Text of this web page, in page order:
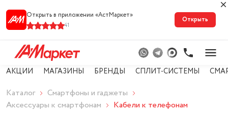
Открыть в приложении «АстМарке‪т‬»
41
Открыть
АКЦИИ МАГАЗИНЫ БРЕНДЫ СПЛИТ-СИСТЕМЫ
Каталог
Смартфоны и гаджеты
Аксессуары к смартфонам
Кабели к телефонам